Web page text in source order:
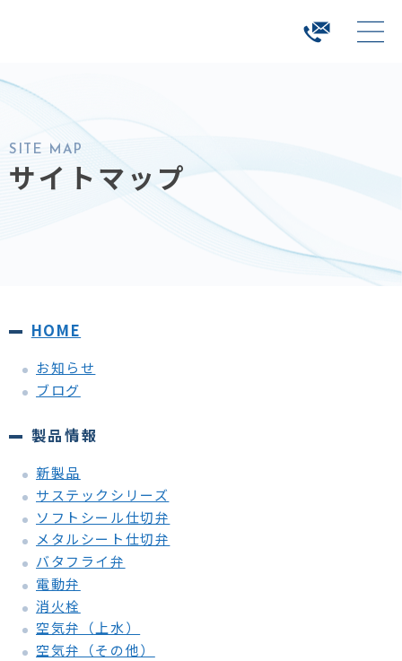
SITE MAP
サイトマップ
HOME
お知らせ
ブログ
製品情報
新製品
サステックシリーズ
ソフトシール仕切弁
メタルシート仕切弁
バタフライ弁
電動弁
消火栓
空気弁（上水）
空気弁（その他）